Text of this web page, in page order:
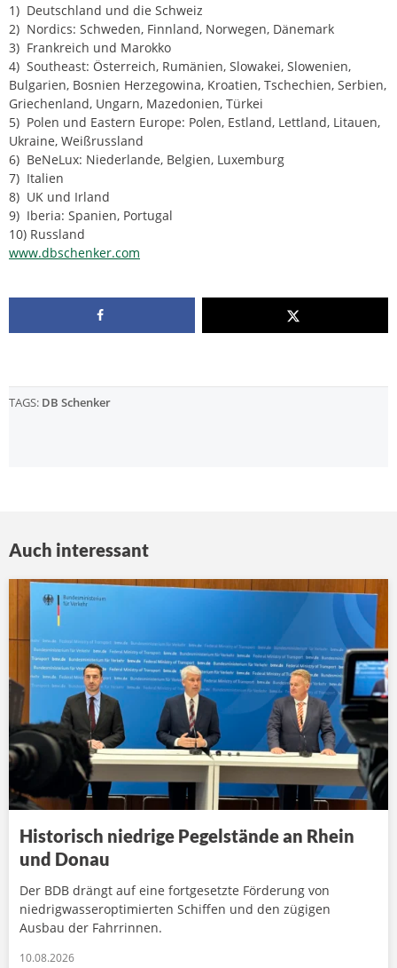
1) Deutschland und die Schweiz
2) Nordics: Schweden, Finnland, Norwegen, Dänemark
3) Frankreich und Marokko
4) Southeast: Österreich, Rumänien, Slowakei, Slowenien,
Bulgarien, Bosnien Herzegowina, Kroatien, Tschechien, Serbien,
Griechenland, Ungarn, Mazedonien, Türkei
5) Polen und Eastern Europe: Polen, Estland, Lettland, Litauen,
Ukraine, Weißrussland
6) BeNeLux: Niederlande, Belgien, Luxemburg
7) Italien
8) UK und Irland
9) Iberia: Spanien, Portugal
10) Russland
www.dbschenker.com
TAGS: DB Schenker
Auch interessant
Historisch niedrige Pegelstände an Rhein
und Donau
Der BDB drängt auf eine fortgesetzte Förderung von
niedrigwasseroptimierten Schiffen und den zügigen
Ausbau der Fahrrinnen.
10.08.2026